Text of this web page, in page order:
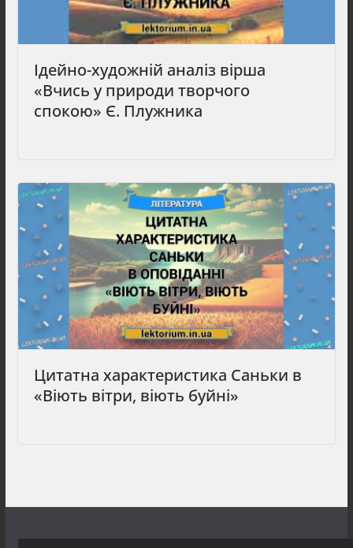
Ідейно-художній аналіз вірша
«Вчись у природи творчого
спокою» Є. Плужника
Цитатна характеристика Саньки в
«Віють вітри, віють буйні»